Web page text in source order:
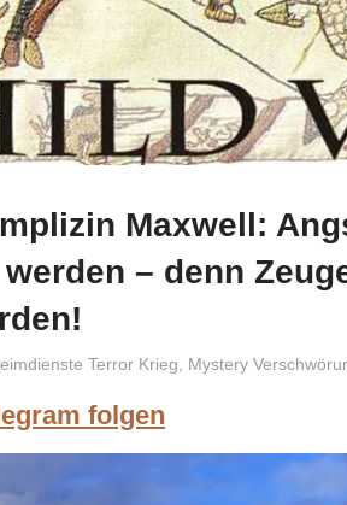
Maxwell:
– denn
Terror Krieg Mystery
folgen